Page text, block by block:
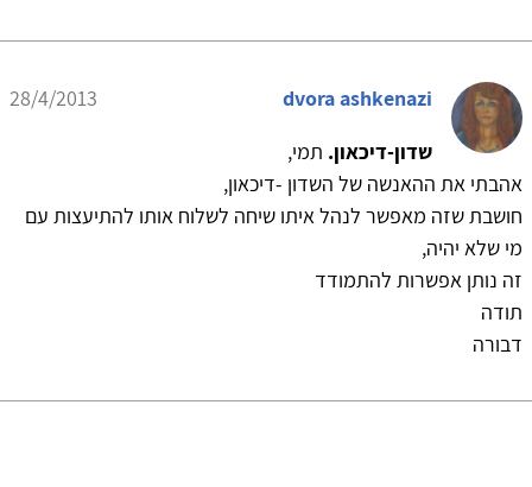
dvora ashkenazi
28/4/2013
שדון-דיכאון. תמי,
אהבתי את ההאנשה של השדון -דיכאון,
חושבת שזה מאפשר לנהל איתו שיחה לשלוח אותו להתיעצות עם
מי שלא יהיה,
זה נותן אפשרות להתמודד
תודה
דבורה